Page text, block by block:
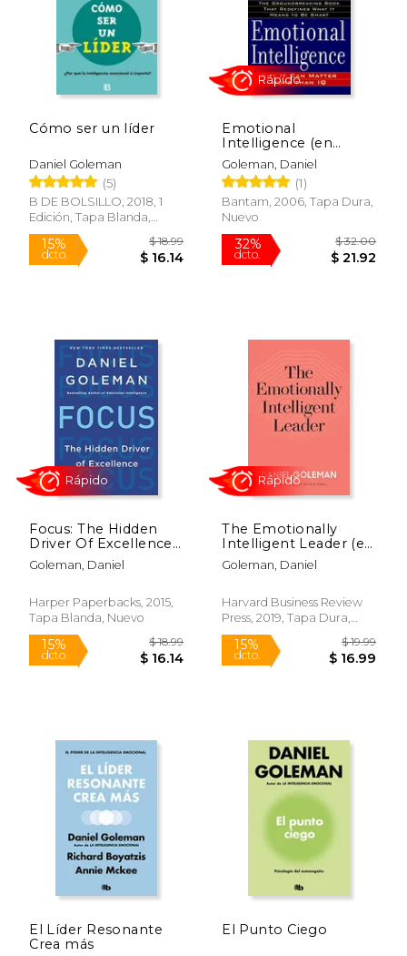
15%
dcto. $ 17.81
Rápido
15%
dcto. $
Cómo ser un líder
Daniel Goleman
(5)
B DE BOLSILLO, 2018, 1
Edición, Tapa Blanda,
Nuevo
15%
dcto. $ 16.14
Emotional
Intelligence (en
Inglés)
Goleman, Daniel
(1)
Bantam, 2006, Tapa Dura,
Nuevo
32%
dcto. $
Focus: The Hidden
Driver Of Excellence
(en Inglés)
Goleman, Daniel
Harper Paperbacks, 2015,
Tapa Blanda, Nuevo
Rápido
The Emotionally
Intelligent Leader (en
Inglés)
Goleman, Daniel
Harvard Business Review
Press, 2019, Tapa Dura,
Nuevo
Rápido
El Líder Resonante
Crea más
El Punto Ciego